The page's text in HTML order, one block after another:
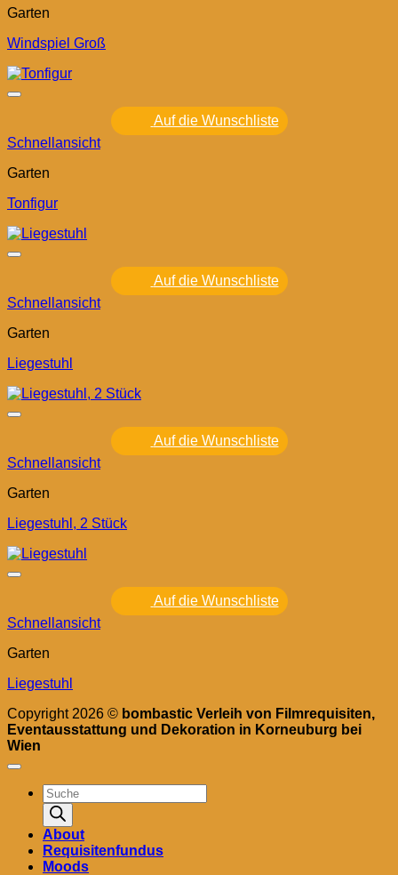
Garten
Windspiel Groß
Auf die Wunschliste
Schnellansicht
Garten
Tonfigur
Auf die Wunschliste
Schnellansicht
Garten
Liegestuhl
Auf die Wunschliste
Schnellansicht
Garten
Liegestuhl, 2 Stück
Auf die Wunschliste
Schnellansicht
Garten
Liegestuhl
Copyright 2026 © bombastic Verleih von Filmrequisiten,
Eventausstattung und Dekoration in Korneuburg bei
Wien
Products
search
About
Requisitenfundus
Moods